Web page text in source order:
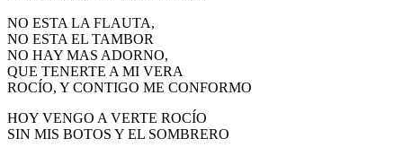
NO ESTA LA FLAUTA,
NO ESTA EL TAMBOR
NO HAY MAS ADORNO,
QUE TENERTE A MI VERA
ROCÍO, Y CONTIGO ME CONFORMO
HOY VENGO A VERTE ROCÍO
SIN MIS BOTOS Y EL SOMBRERO